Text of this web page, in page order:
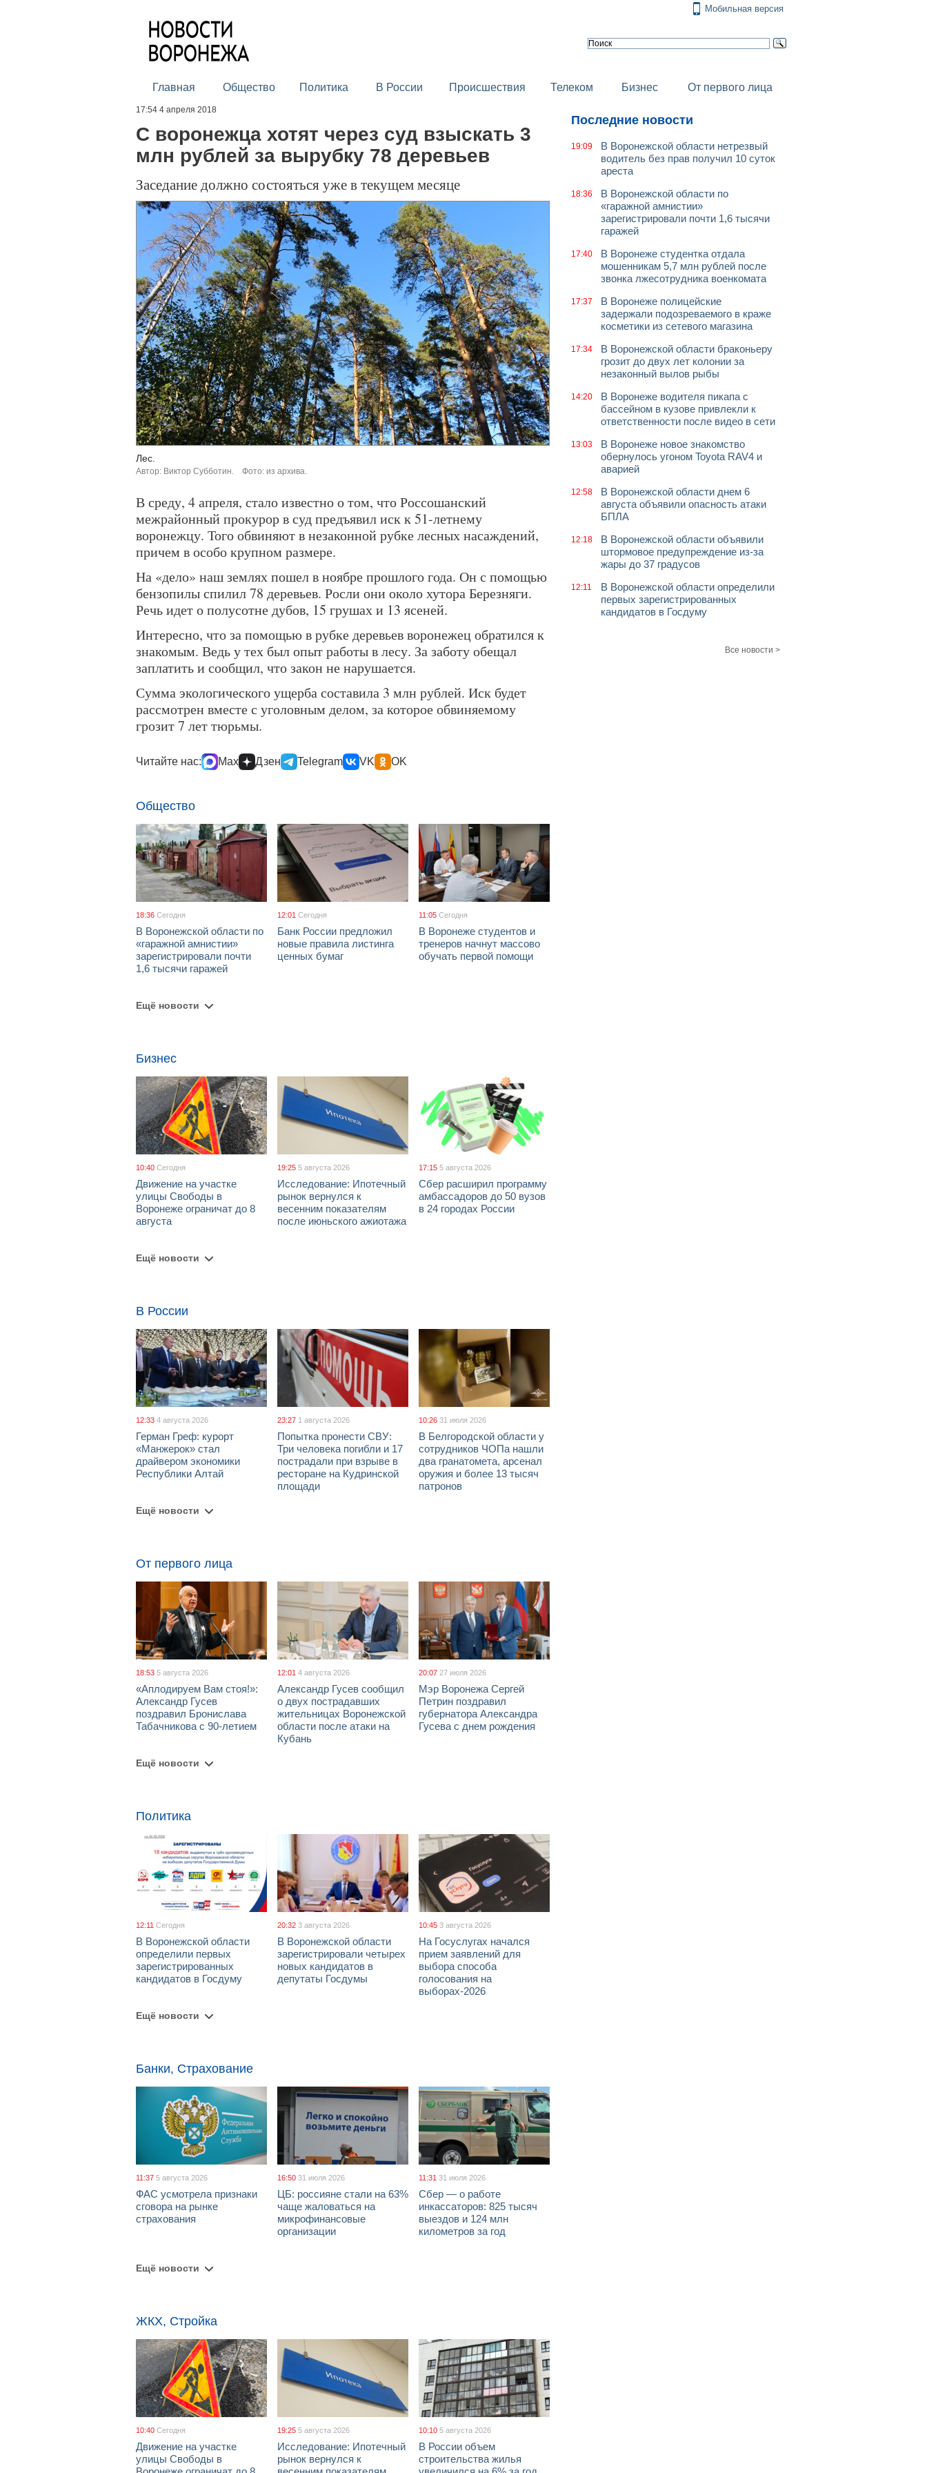
Мобильная версия
Главная Общество Политика В России Происшествия Телеком Бизнес От первого лица
17:54 4 апреля 2018
С воронежца хотят через суд взыскать 3
млн рублей за вырубку 78 деревьев
Заседание должно состояться уже в текущем месяце
Лес.
Автор: Виктор Субботин. Фото: из архива.
В среду, 4 апреля, стало известно о том, что Россошанский
межрайонный прокурор в суд предъявил иск к 51-летнему
воронежцу. Того обвиняют в незаконной рубке лесных насаждений,
причем в особо крупном размере.
На «дело» наш землях пошел в ноябре прошлого года. Он с помощью
бензопилы спилил 78 деревьев. Росли они около хутора Березняги.
Речь идет о полусотне дубов, 15 грушах и 13 ясеней.
Интересно, что за помощью в рубке деревьев воронежец обратился к
знакомым. Ведь у тех был опыт работы в лесу. За заботу обещал
заплатить и сообщил, что закон не нарушается.
Сумма экологического ущерба составила 3 млн рублей. Иск будет
рассмотрен вместе с уголовным делом, за которое обвиняемому
грозит 7 лет тюрьмы.
Читайте нас: Max Дзен Telegram VK OK
Общество
18:36 Сегодня
В Воронежской области по
«гаражной амнистии»
зарегистрировали почти
1,6 тысячи гаражей
12:01 Сегодня
Банк России предложил
новые правила листинга
ценных бумаг
11:05 Сегодня
В Воронеже студентов и
тренеров начнут массово
обучать первой помощи
Ещё новости
Бизнес
10:40 Сегодня
Движение на участке
улицы Свободы в
Воронеже ограничат до 8
августа
19:25 5 августа 2026
Исследование: Ипотечный
рынок вернулся к
весенним показателям
после июньского ажиотажа
17:15 5 августа 2026
Сбер расширил программу
амбассадоров до 50 вузов
в 24 городах России
Ещё новости
В России
12:33 4 августа 2026
Герман Греф: курорт
«Манжерок» стал
драйвером экономики
Республики Алтай
23:27 1 августа 2026
Попытка пронести СВУ:
Три человека погибли и 17
пострадали при взрыве в
ресторане на Кудринской
площади
10:26 31 июля 2026
В Белгородской области у
сотрудников ЧОПа нашли
два гранатомета, арсенал
оружия и более 13 тысяч
патронов
Ещё новости
От первого лица
18:53 5 августа 2026
«Аплодируем Вам стоя!»:
Александр Гусев
поздравил Бронислава
Табачникова с 90-летием
12:01 4 августа 2026
Александр Гусев сообщил
о двух пострадавших
жительницах Воронежской
области после атаки на
Кубань
20:07 27 июля 2026
Мэр Воронежа Сергей
Петрин поздравил
губернатора Александра
Гусева с днем рождения
Ещё новости
Политика
12:11 Сегодня
В Воронежской области
определили первых
зарегистрированных
кандидатов в Госдуму
20:32 3 августа 2026
В Воронежской области
зарегистрировали четырех
новых кандидатов в
депутаты Госдумы
10:45 3 августа 2026
На Госуслугах начался
прием заявлений для
выбора способа
голосования на
выборах-2026
Ещё новости
Банки, Страхование
11:37 5 августа 2026
ФАС усмотрела признаки
сговора на рынке
страхования
16:50 31 июля 2026
ЦБ: россияне стали на 63%
чаще жаловаться на
микрофинансовые
организации
11:31 31 июля 2026
Сбер — о работе
инкассаторов: 825 тысяч
выездов и 124 млн
километров за год
Ещё новости
ЖКХ, Стройка
10:40 Сегодня
Движение на участке
улицы Свободы в
19:25 5 августа 2026
Исследование: Ипотечный
рынок вернулся к
10:10 5 августа 2026
В России объем
строительства жилья
Последние новости
19:09
В Воронежской области нетрезвый
водитель без прав получил 10 суток
ареста
18:36
В Воронежской области по
«гаражной амнистии»
зарегистрировали почти 1,6 тысячи
гаражей
17:40
В Воронеже студентка отдала
мошенникам 5,7 млн рублей после
звонка лжесотрудника военкомата
17:37
В Воронеже полицейские
задержали подозреваемого в краже
косметики из сетевого магазина
17:34
В Воронежской области браконьеру
грозит до двух лет колонии за
незаконный вылов рыбы
14:20
В Воронеже водителя пикапа с
бассейном в кузове привлекли к
ответственности после видео в сети
13:03
В Воронеже новое знакомство
обернулось угоном Toyota RAV4 и
аварией
12:58
В Воронежской области днем 6
августа объявили опасность атаки
БПЛА
12:18
В Воронежской области объявили
штормовое предупреждение из-за
жары до 37 градусов
12:11
В Воронежской области определили
первых зарегистрированных
кандидатов в Госдуму
Все новости >